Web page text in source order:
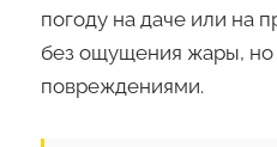
погоду на даче или на
без ощущения жары, но
повреждениями.